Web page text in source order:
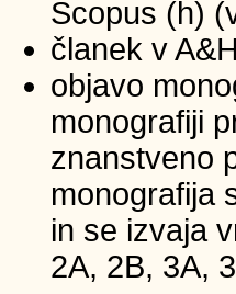
Scopus (h)
članek v
objavo
monografiji
znanstveno
monografija
in se izvaja
2A, 2B, 3A,